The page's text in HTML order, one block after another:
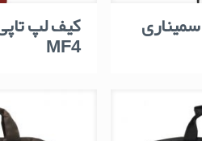
کیف لپ
MF4